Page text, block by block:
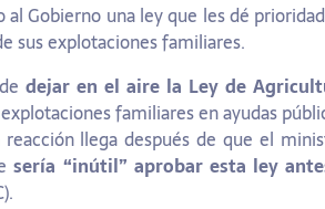
Gobierno una ley que les dé
sus explotaciones familiares.
dejar en el aire la Ley de
familiares en ayudas
llega después de que el
sería “inútil” aprobar esta ley